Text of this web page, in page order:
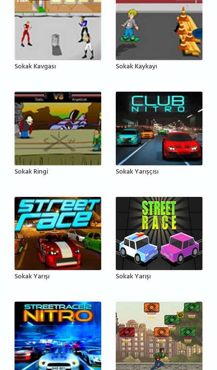
Sokak Kavgası Sokak Kaykayı
Sokak Ringi Sokak Yarışçısı
Sokak Yarışı Sokak Yarışı